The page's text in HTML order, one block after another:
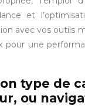
et
avec vos outils
pour une
type de
ou